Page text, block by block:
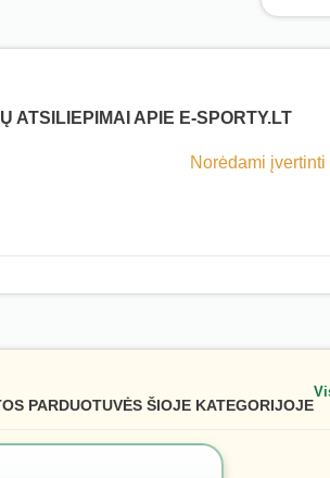
ATSILIEPIMAI APIE E-SPORTY.LT
Norėdami
PARDUOTUVĖS ŠIOJE KATEGORIJOJE